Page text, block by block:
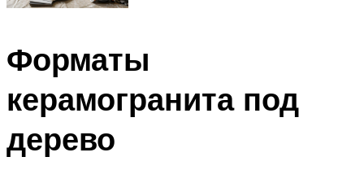
Форматы
керамогранита под
дерево